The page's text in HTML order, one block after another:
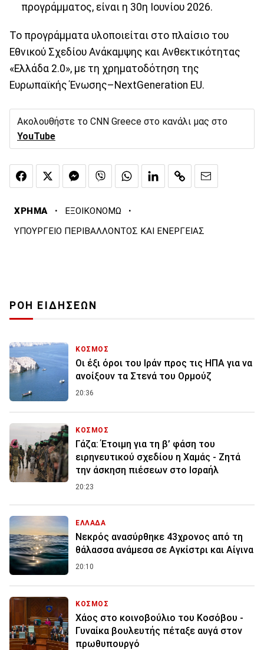
προγράμματος, είναι η 30η Ιουνίου 2026.
Το προγράμματα υλοποιείται στο πλαίσιο του
Εθνικού Σχεδίου Ανάκαμψης και Ανθεκτικότητας
«Ελλάδα 2.0», με τη χρηματοδότηση της
Ευρωπαϊκής Ένωσης–NextGeneration EU.
Ακολουθήστε το CNN Greece στο κανάλι μας στο
YouTube
ΧΡΗΜΑ · ΕΞΟΙΚΟΝΟΜΩ ·
ΥΠΟΥΡΓΕΙΟ ΠΕΡΙΒΑΛΛΟΝΤΟΣ ΚΑΙ ΕΝΕΡΓΕΙΑΣ
ΡΟΗ ΕΙΔΗΣΕΩΝ
ΚΟΣΜΟΣ
Οι έξι όροι του Ιράν προς τις ΗΠΑ για να
ανοίξουν τα Στενά του Ορμούζ
20:36
ΚΟΣΜΟΣ
Γάζα: Έτοιμη για τη β’ φάση του
ειρηνευτικού σχεδίου η Χαμάς - Ζητά
την άσκηση πιέσεων στο Ισραήλ
20:23
ΕΛΛΑΔΑ
Νεκρός ανασύρθηκε 43χρονος από τη
θάλασσα ανάμεσα σε Αγκίστρι και Αίγινα
20:10
ΚΟΣΜΟΣ
Χάος στο κοινοβούλιο του Κοσόβου -
Γυναίκα βουλευτής πέταξε αυγά στον
πρωθυπουργό